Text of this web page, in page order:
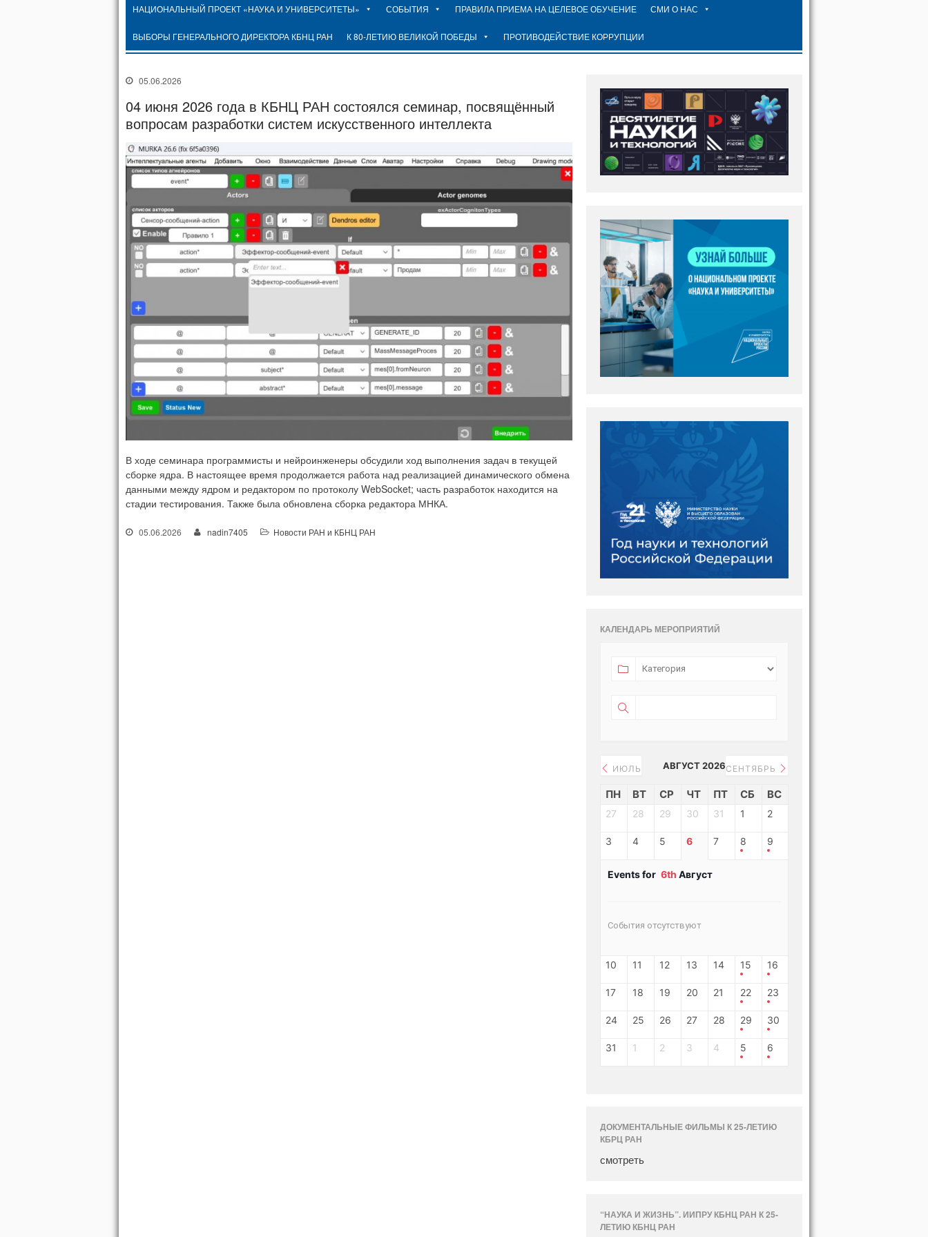
НАЦИОНАЛЬНЫЙ ПРОЕКТ «НАУКА И УНИВЕРСИТЕТЫ» СОБЫТИЯ ПРАВИЛА ПРИЕМА НА ЦЕЛЕВОЕ ОБУЧЕНИЕ СМИ О НАС
ВЫБОРЫ ГЕНЕРАЛЬНОГО ДИРЕКТОРА КБНЦ РАН К 80-ЛЕТИЮ ВЕЛИКОЙ ПОБЕДЫ ПРОТИВОДЕЙСТВИЕ КОРРУПЦИИ
05.06.2026
04 июня 2026 года в КБНЦ РАН состоялся семинар, посвящённый
вопросам разработки систем искусственного интеллекта
В ходе семинара программисты и нейроинженеры обсудили ход выполнения задач в текущей
сборке ядра. В настоящее время продолжается работа над реализацией динамического обмена
данными между ядром и редактором по протоколу WebSocket; часть разработок находится на
стадии тестирования. Также была обновлена сборка редактора МНКА.
05.06.2026 nadin7405 Новости РАН и КБНЦ РАН
КАЛЕНДАРЬ МЕРОПРИЯТИЙ
ИЮЛЬ АВГУСТ 2026СЕНТЯБРЬ
ПН ВТ СР ЧТ ПТ СБ ВС
27 28 29 30 31 1 2
3 4 5 6 7 8 9
Events for 6th Август
События отсутствуют
10 11 12 13 14 15 16
17 18 19 20 21 22 23
24 25 26 27 28 29 30
31 1 2 3 4 5 6
ДОКУМЕНТАЛЬНЫЕ ФИЛЬМЫ К 25-ЛЕТИЮ
КБРЦ РАН
смотреть
“НАУКА И ЖИЗНЬ”. ИИПРУ КБНЦ РАН К 25-
ЛЕТИЮ КБНЦ РАН